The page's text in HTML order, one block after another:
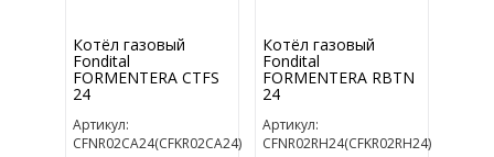
Котёл газовый
Fondital
FORMENTERA CTFS
24
Артикул:
CFNR02CA24(CFKR02CA24)
Котёл газовый
Fondital
FORMENTERA RBTN
24
Артикул:
CFNR02RH24(CFKR02RH24)